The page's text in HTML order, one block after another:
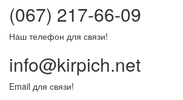
(067) 217-66-09
Наш телефон для связи!
info@kirpich.net
Email для связи!